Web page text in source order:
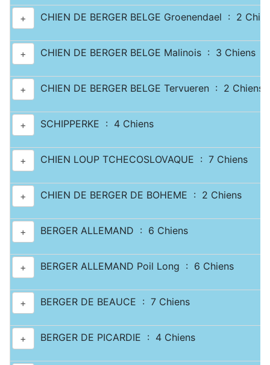
+ CHIEN DE BERGER BELGE Groenendael : 2
+ CHIEN DE BERGER BELGE Malinois : 3 Chiens
+ CHIEN DE BERGER BELGE Tervueren : 2 Chiens
+ SCHIPPERKE : 4 Chiens
+ CHIEN LOUP TCHECOSLOVAQUE : 7 Chiens
+ CHIEN DE BERGER DE BOHEME : 2 Chiens
+ BERGER ALLEMAND : 6 Chiens
+ BERGER ALLEMAND Poil Long : 6 Chiens
+ BERGER DE BEAUCE : 7 Chiens
+ BERGER DE PICARDIE : 4 Chiens